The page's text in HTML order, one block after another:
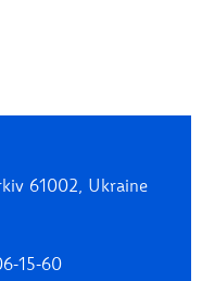
61002, Ukraine
15-60